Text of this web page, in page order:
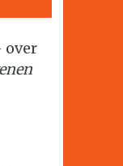
over